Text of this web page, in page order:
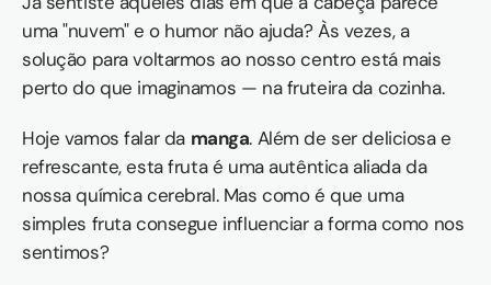
uma "nuvem" e o humor não ajuda? Às vezes, a
solução para voltarmos ao nosso centro está mais
perto do que imaginamos — na fruteira da cozinha.
Hoje vamos falar da manga. Além de ser deliciosa e
refrescante, esta fruta é uma autêntica aliada da
nossa química cerebral. Mas como é que uma
simples fruta consegue influenciar a forma como nos
sentimos?